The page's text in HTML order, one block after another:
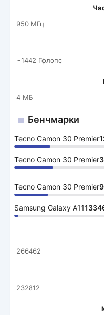
950 МГц
~1442 Гфлопс
4 МБ
Бенчмарки
Tecno Camon 30 Premier
Tecno Camon 30 Premier
Tecno Camon 30 Premier
Samsung Galaxy A11
266462
232812